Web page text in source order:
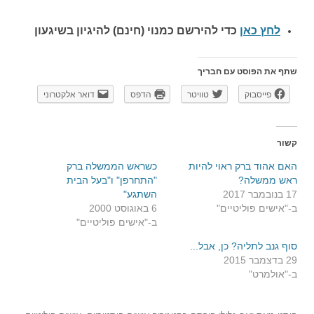
לחץ כאן כדי להירשם כמנוי (חינם) להיגיון בשיגעון
שתף את הפוסט עם חבריך
פייסבוק טוויטר הדפס דואר אלקטרוני
קשור
האם אהוד ברק ראוי להיות
ראש ממשלה?
17 בנובמבר 2017
ב-"אישים פוליטיים"
כשראש הממשלה ברק
"התחרפן" ו"בעל הבית
השתגע"
6 באוגוסט 2000
ב-"אישים פוליטיים"
סוף גנב לתליה? כן, אבל...
29 בדצמבר 2015
ב-"אולמרט"